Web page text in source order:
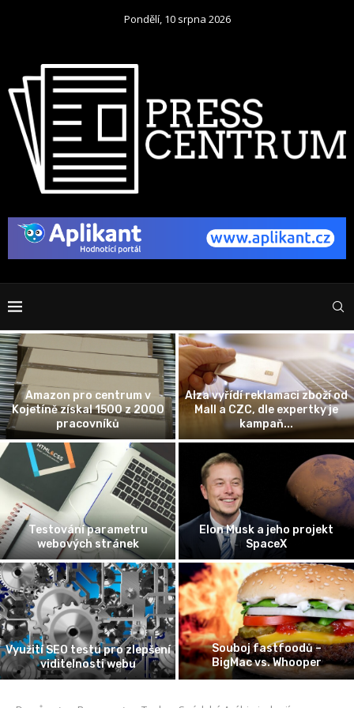
Pondělí, 10 srpna 2026
Amazon pro centrum v
Kojetíně získal 1500 z 2000
pracovníků
Alza vyřídí reklamaci zboží od
Mall a CZC, dle expertky je
kampaň...
Testování parametru
webových stránek
Elon Musk a jeho projekt
SpaceX
Využití SEO testu pro zlepšení
viditelnosti webu
Souboj fastfoodů –
BigMac vs. Whooper